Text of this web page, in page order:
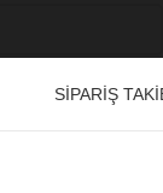
SIPARIŞ